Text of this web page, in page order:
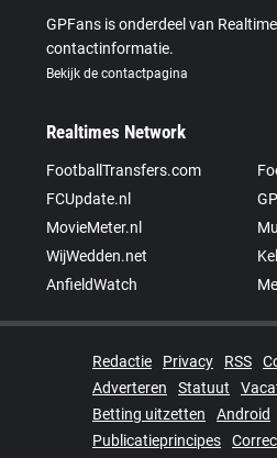
GPFans is onderdeel van
contactinformatie.
Bekijk de contactpagina
Realtimes Network
FootballTransfers.com
FCUpdate.nl
MovieMeter.nl
WijWedden.net
AnfieldWatch
Redactie Privacy RSS
Adverteren
Statuut
Betting uitzetten
Android
Publicatieprincipes